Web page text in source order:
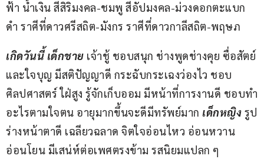
ฟ้า น้ำเงิน สีสิริมงคล-ชมพู สีอัปมงคล-ม่วงดอกตะแบก
ดำ ราศีที่ดาวศรีสถิต-มังกร ราศีที่ดาวกาลีสถิต-พฤษภ
เกิดวันนี้ เด็กชาย เจ้าชู้ ชอบสนุก ช่างพูดช่างคุย ซื่อสัตย์
และใจบุญ มีสติปัญญาดี กระฉับกระเฉงว่องไว ชอบ
ศิลปศาสตร์ ใฝ่สูง รู้จักเก็บออม มีหน้าที่การงานดี ชอบทำ
อะไรตามใจตน อายุมากขึ้นจะดีมีทรัพย์มาก เด็กหญิง รูป
ร่างหน้าตาดี เฉลียวฉลาด จิตใจอ่อนไหว อ่อนหวาน
อ่อนโยน มีเสน่ห์ต่อเพศตรงข้าม รสนิยมแปลก ๆ